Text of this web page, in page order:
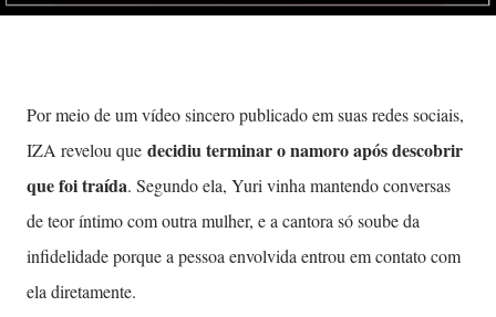
Por meio de um vídeo sincero publicado em suas redes sociais,
IZA revelou que decidiu terminar o namoro após descobrir
que foi traída. Segundo ela, Yuri vinha mantendo conversas
de teor íntimo com outra mulher, e a cantora só soube da
infidelidade porque a pessoa envolvida entrou em contato com
ela diretamente.